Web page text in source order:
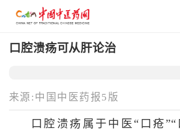
口腔溃疡可从肝论治
来源:中国中医药报5版
口腔溃疡属于中医“口疮”“